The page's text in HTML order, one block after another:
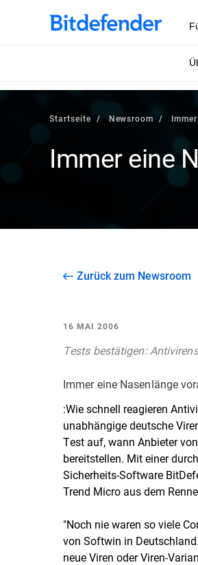
Startseite Newsroom
Immer eine
Zurück zum Newsroom
16 MAI 2006
Tests bestätigen:
Immer eine Nasenlänge
:Wie schnell reagieren
unabhängige deutsche
Test auf, wann Anbieter
bereitstellen. Mit einer
Sicherheits-Software
Trend Micro aus dem
"Noch nie waren so viele
von Softwin in
neue Viren oder Viren-